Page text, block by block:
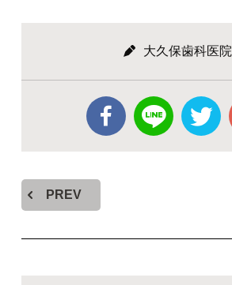
大久保歯科医院
PREV